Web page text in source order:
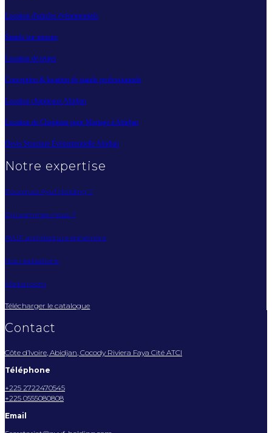
Location d'articles évènementiels
Stands sur mesure
Location de tentes
Conception & location de stands professionnels
Location chapiteaux Abidjan
Location de Chapiteau pour Mariage à Abidjan
Devis Structure Événementielle Abidjan
Notre expertise
Pourquoi Ayuf Holding ?
Qui sommes-nous ?
AYUF architecture éphémère
Nos réalisations
Mediaroom
Télécharger le catalogue
Contact
Côte d’Ivoire, Abidjan, Cocody Riviera Faya Cité ATCI
Téléphone
+225 2722470545
+225 0555080808
Email